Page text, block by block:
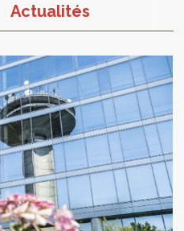
Actualités